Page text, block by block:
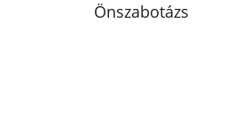
Önszabotázs